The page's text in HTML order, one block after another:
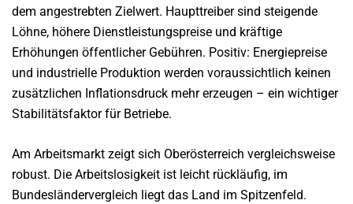
dem angestrebten Zielwert. Haupttreiber sind steigende
Löhne, höhere Dienstleistungspreise und kräftige
Erhöhungen öffentlicher Gebühren. Positiv: Energiepreise
und industrielle Produktion werden voraussichtlich keinen
zusätzlichen Inflationsdruck mehr erzeugen – ein wichtiger
Stabilitätsfaktor für Betriebe.
Am Arbeitsmarkt zeigt sich Oberösterreich vergleichsweise
robust. Die Arbeitslosigkeit ist leicht rückläufig, im
Bundesländervergleich liegt das Land im Spitzenfeld.